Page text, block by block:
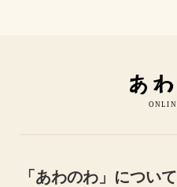
「あわのわ」について